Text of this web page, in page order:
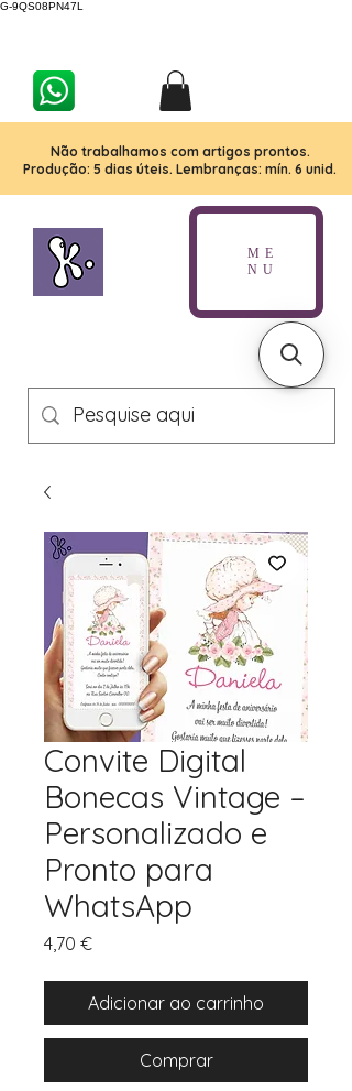
G-9QS08PN47L
Não trabalhamos com artigos prontos.
Produção: 5 dias úteis. Lembranças: mín. 6 unid.
ME
NU
Convite Digital
Bonecas Vintage –
Personalizado e
Pronto para
WhatsApp
4,70 €Preço
Adicionar ao carrinho
Comprar